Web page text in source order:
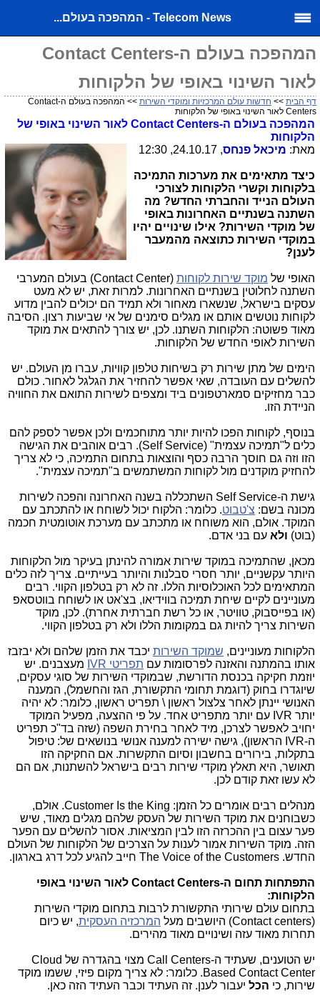
Telecom News - המהפכה בעולם...
המהפכה בעולם ה-Contact Centers
לאור השינוי באופי של הלקוחות
דף הבית >> חדשות עולם המרכזיות ומוקדי השירות
>> המהפכה בעולם ה-Contact
Centers לאור השינוי באופי של הלקוחות
המהפכה בעולם ה-Contact Centers לאור השינוי באופי של
הלקוחות
מאת: מיכאל פנחס, 24.10.17, 12:30
כיצד מתאימים את מערכות התמיכה
בלקוחות וקשרי הלקוחות לצורכי
העולם הנייד והחברתי החדש? מה
השתנה בשנתיים האחרונות באופי
של מוקדי השירות? אילו שינויים יהיו
במוקדי השירות כתוצאה מהמעבר
לענן?
האופי של מוקד שירות לקוחות (
Contact Center) בעולם המערבי
השתנה לחלוטין בשנתיים האחרונות. למרות זאת, יש לא מעט
עסקים בישראל, שנשארו מאחור ולא תמיד הם יכולים להבין מדוע
לקוחות נוטשים אותם או מגלים סימנים של אי שביעות רצון. הסיבה
מאוד פשוטה: הלקוחות השתנו. לכן, יש צורך להתאים את מוקד
השירות לאופי החדש של הלקוחות.
הימים של מתן שירות רק בשיחות טלפון קוויות, עברו מן העולם. יש
להשלים עם העובדה, שאי אפשר להחזיר את הגלגל לאחור. כולם
כבר מחזיקים סמארטפונים ביד ומצפים לשירות התואם את החוויה
הניידת הזו.
בנוסף, לקוחות הפכו להיות יותר מתוחכמים ולכן אפשר לספק להם
כלים ל"תמיכה עצמית" (Self Service). רבים אוהבים את הגישה
הזו וזה גם חוסך הרבה כסף והוצאות בתחום התמיכה, כי לא צריך
להחזיק מוקדנים מול לקוחות המשתמשים ב"תמיכה עצמית".
גישת ה-Self Service השתכללה בשנה האחרונה והפכה לשירות
מכונה בשם: צ'טבוט. כלומר: הלקוח יכול לשוחח או להתכתב עם
המוקד. אולם, הוא משוחח או מתכתב עם מערכת אוטומטית חכמה
(בוט) ולא עם בני אדם.
מכאן, שהתמיכה במוקד שירות אמורה להינתן בעיקר מול הלקוחות
היותר עקשניים, יותר חסרי סבלנות והיותר בעייתיים. צריך לזה כלים
המתאימים לכל האוכלוסיות הללו. זה לא רק בטלפון הקווי. רבים
מעוניינים לקיים שיחת תמיכה בווידיאו, בצ'אט או לשוחח בווטסאפ
(או בפייסבוק, טוויטר, או כל רשת חברתית אחרת). לכן, מוקד
השירות צריך להיות גם במקומות הללו ולא רק בטלפון הקווי.
הלקוחות מעוניינים, שמוקד השירות יכבד את הזמן שלהם ולא יבזבז
אותו בהמתנה והאזנה לפרסומות עם תפריטי IVR מעצבנים. יש
יוזמת חקיקה בכנסת הדורשת, שבמוקדי השירות של סוגי עסקים,
שיוגדרו בחוק (דוגמת תחומי התקשורת, הגז והחשמל), המענה
האנושי יינתן לאחר צלצול ראשון \ תפריט ראשון, כלומר: לא יהיה
יותר IVR עם יותר מתפריט אחד. על פי ההצעה, מפעיל המוקד
יחויב לאפשר לצרכן, מיד לאחר בחירת השפה (שזה בד"כ תפריט
ה-IVR הראשון), גישה ישירה למענה אנושי בנושאים של: טיפול
בתקלות, בירורים בחשבון וסיום התקשרות. אם החקיקה הזו
תאושר, היא תאלץ מוקדי שירות רבים בישראל להשתנות, אם הם
לא עשו זאת קודם לכן.
מנהלים רבים אומרים כל הזמן: Customer Is the King. אולם,
כשבוחנים את מוקד השירות של העסק שלהם מגלים מאוד, שיש
פער עצום בין ההכרזה הזו לבין המציאות. אסור להשלים עם הפער
הזה. מוקד השירות אמור לענות על הצרכים של הלקוחות של העולם
החדש. The Voice of the Customers חייב להגיע לכל דרג בארגון.
התפתחות תחום ה-Contact Centers לאור השינוי באופי
הלקוחות:
בתחום עולם שירותי התקשורת לרבות בתחום מוקדי השירות
(
Contact centers) היושבים מעל המרכזיה העסקית, יש כיום
תחרות מאוד עזה ושינויים מאוד מהירים.
יש הטוענים, שעתיד ה-Call Centers מצוי בהגדרה של Cloud
Based Contact Center. כלומר: לא צריך מקום פיזי, ששמו מוקד
שירות, כי הכל יעבור לענן. זה העתיד וכבר העתיד הזה כאן.